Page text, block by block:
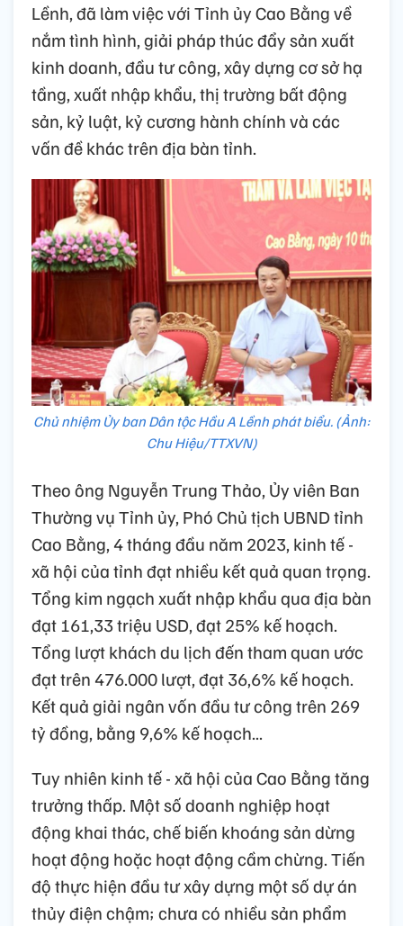
Lềnh, đã làm việc với Tỉnh ủy Cao Bằng về
nắm tình hình, giải pháp thúc đẩy sản xuất
kinh doanh, đầu tư công, xây dựng cơ sở hạ
tầng, xuất nhập khẩu, thị trường bất động
sản, kỷ luật, kỷ cương hành chính và các
vấn đề khác trên địa bàn tỉnh.
Chủ nhiệm Ủy ban Dân tộc Hầu A Lềnh phát biểu. (Ảnh:
Chu Hiệu/TTXVN)
Theo ông Nguyễn Trung Thảo, Ủy viên Ban
Thường vụ Tỉnh ủy, Phó Chủ tịch UBND tỉnh
Cao Bằng, 4 tháng đầu năm 2023, kinh tế -
xã hội của tỉnh đạt nhiều kết quả quan trọng.
Tổng kim ngạch xuất nhập khẩu qua địa bàn
đạt 161,33 triệu USD, đạt 25% kế hoạch.
Tổng lượt khách du lịch đến tham quan ước
đạt trên 476.000 lượt, đạt 36,6% kế hoạch.
Kết quả giải ngân vốn đầu tư công trên 269
tỷ đồng, bằng 9,6% kế hoạch...
Tuy nhiên kinh tế - xã hội của Cao Bằng tăng
trưởng thấp. Một số doanh nghiệp hoạt
động khai thác, chế biến khoáng sản dừng
hoạt động hoặc hoạt động cầm chừng. Tiến
độ thực hiện đầu tư xây dựng một số dự án
thủy điện chậm; chưa có nhiều sản phẩm